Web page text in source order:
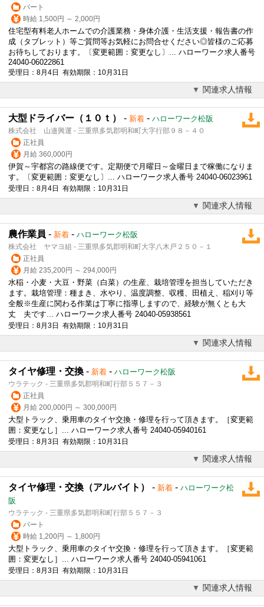
パート
時給 1,500円 ～ 2,000円
住宅型有料老人ホームでの介護業務・身体介護・生活支援・報告書の作
成（タブレット）等ご質問等お気軽にお問合せください◎皆様のご応募
お待ちしております。〔変更範囲：変更なし〕... ハローワーク求人番号
24040-06022861
受理日：8月4日 有効期限：10月31日
関連求人情報
大型ドライバー（１０ｔ） - 新着 - ハローワーク松阪
株式会社 山邉興運 - 三重県多気郡明和町大字行部９８－４０
正社員
月給 360,000円
伊賀～宇都宮の路線便です。定期便で月曜日～金曜日まで稼働になりま
す。〔変更範囲：変更なし〕... ハローワーク求人番号 24040-06023961
受理日：8月4日 有効期限：10月31日
関連求人情報
農作業員 - 新着 - ハローワーク松阪
株式会社 ヤマヨ組 - 三重県多気郡明和町大字八木戸２５０－１
正社員
月給 235,200円 ～ 294,000円
水稲・小麦・大豆・野菜（白菜）の生産、栽培管理を担当していただき
ます。栽培管理：種まき、水やり、温度調整、収穫、田植え、稲刈り等
全般※生産に関わる作業は丁寧に指導しますので、経験が無くとも大
丈 夫です... ハローワーク求人番号 24040-05938561
受理日：8月3日 有効期限：10月31日
関連求人情報
タイヤ修理・交換 - 新着 - ハローワーク松阪
ウラテック - 三重県多気郡明和町行部５５７－３
正社員
月給 200,000円 ～ 300,000円
大型トラック、乗用車のタイヤ交換・修理を行って頂きます。［変更範
囲：変更なし］... ハローワーク求人番号 24040-05940161
受理日：8月3日 有効期限：10月31日
関連求人情報
タイヤ修理・交換（アルバイト） - 新着 - ハローワーク松
阪
ウラテック - 三重県多気郡明和町行部５５７－３
パート
時給 1,200円 ～ 1,800円
大型トラック、乗用車のタイヤ交換・修理を行って頂きます。［変更範
囲：変更なし］... ハローワーク求人番号 24040-05941061
受理日：8月3日 有効期限：10月31日
関連求人情報